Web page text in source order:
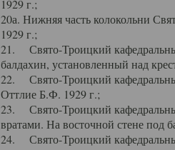
1929 г.;
20а. Нижняя часть колокольни
1929 г.;
21. Свято-Троицкий
балдахин, установленный над
22. Свято-Троицкий
Оттлие Б.Ф. 1929 г.;
23. Свято-Троицкий
вратами. На восточной стене под
24. Свято-Троицкий